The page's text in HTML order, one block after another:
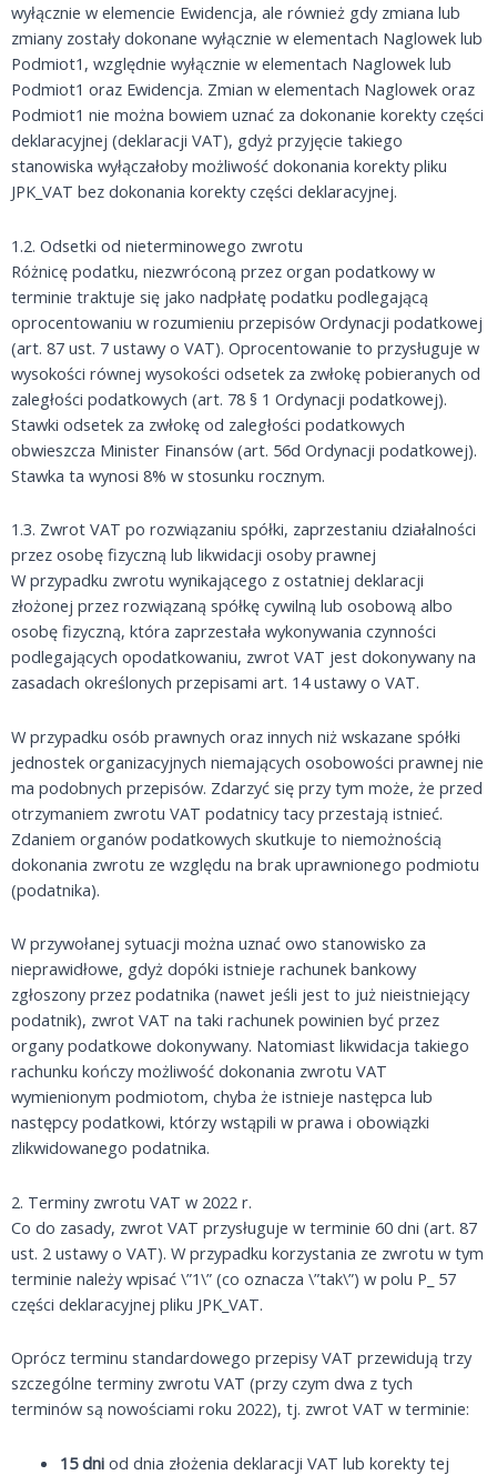
wyłącznie w elemencie Ewidencja, ale również gdy zmiana lub
zmiany zostały dokonane wyłącznie w elementach Naglowek lub
Podmiot1, względnie wyłącznie w elementach Naglowek lub
Podmiot1 oraz Ewidencja. Zmian w elementach Naglowek oraz
Podmiot1 nie można bowiem uznać za dokonanie korekty części
deklaracyjnej (deklaracji VAT), gdyż przyjęcie takiego
stanowiska wyłączałoby możliwość dokonania korekty pliku
JPK_VAT bez dokonania korekty części deklaracyjnej.
1.2. Odsetki od nieterminowego zwrotu
Różnicę podatku, niezwróconą przez organ podatkowy w
terminie traktuje się jako nadpłatę podatku podlegającą
oprocentowaniu w rozumieniu przepisów Ordynacji podatkowej
(art. 87 ust. 7 ustawy o VAT). Oprocentowanie to przysługuje w
wysokości równej wysokości odsetek za zwłokę pobieranych od
zaległości podatkowych (art. 78 § 1 Ordynacji podatkowej).
Stawki odsetek za zwłokę od zaległości podatkowych
obwieszcza Minister Finansów (art. 56d Ordynacji podatkowej).
Stawka ta wynosi 8% w stosunku rocznym.
1.3. Zwrot VAT po rozwiązaniu spółki, zaprzestaniu działalności
przez osobę fizyczną lub likwidacji osoby prawnej
W przypadku zwrotu wynikającego z ostatniej deklaracji
złożonej przez rozwiązaną spółkę cywilną lub osobową albo
osobę fizyczną, która zaprzestała wykonywania czynności
podlegających opodatkowaniu, zwrot VAT jest dokonywany na
zasadach określonych przepisami art. 14 ustawy o VAT.
W przypadku osób prawnych oraz innych niż wskazane spółki
jednostek organizacyjnych niemających osobowości prawnej nie
ma podobnych przepisów. Zdarzyć się przy tym może, że przed
otrzymaniem zwrotu VAT podatnicy tacy przestają istnieć.
Zdaniem organów podatkowych skutkuje to niemożnością
dokonania zwrotu ze względu na brak uprawnionego podmiotu
(podatnika).
W przywołanej sytuacji można uznać owo stanowisko za
nieprawidłowe, gdyż dopóki istnieje rachunek bankowy
zgłoszony przez podatnika (nawet jeśli jest to już nieistniejący
podatnik), zwrot VAT na taki rachunek powinien być przez
organy podatkowe dokonywany. Natomiast likwidacja takiego
rachunku kończy możliwość dokonania zwrotu VAT
wymienionym podmiotom, chyba że istnieje następca lub
następcy podatkowi, którzy wstąpili w prawa i obowiązki
zlikwidowanego podatnika.
2. Terminy zwrotu VAT w 2022 r.
Co do zasady, zwrot VAT przysługuje w terminie 60 dni (art. 87
ust. 2 ustawy o VAT). W przypadku korzystania ze zwrotu w tym
terminie należy wpisać \”1\” (co oznacza \”tak\”) w polu P_ 57
części deklaracyjnej pliku JPK_VAT.
Oprócz terminu standardowego przepisy VAT przewidują trzy
szczególne terminy zwrotu VAT (przy czym dwa z tych
terminów są nowościami roku 2022), tj. zwrot VAT w terminie:
15 dniod dnia złożenia deklaracji VAT lub korekty tej